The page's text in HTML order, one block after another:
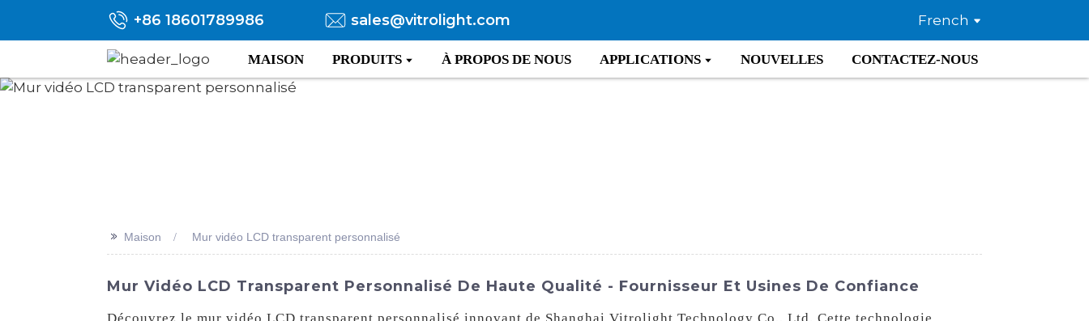
+86 18601789986 sales@vitrolight.com French
MAISON PRODUITS À PROPOS DE NOUS APPLICATIONS NOUVELLES CONTACTEZ-NOUS
>> Maison Mur vidéo LCD transparent personnalisé
Mur Vidéo LCD Transparent Personnalisé De Haute Qualité - Fournisseur Et Usines De Confiance